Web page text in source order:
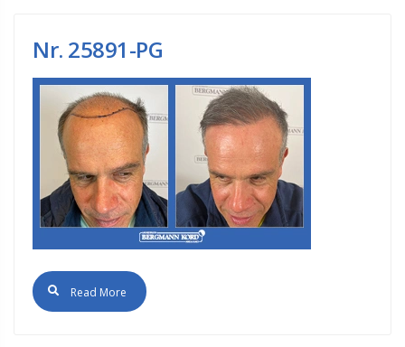
Νr. 25891-PG
Read More